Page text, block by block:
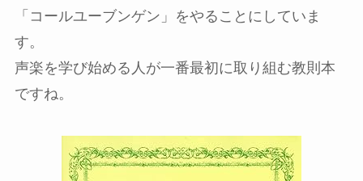
「コールユーブンゲン」をやることにしていま
す。
声楽を学び始める人が一番最初に取り組む教則本
ですね。